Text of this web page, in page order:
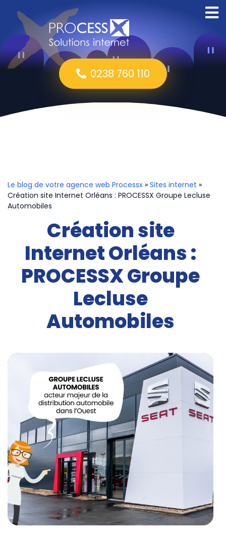
0238 760 110
Le blog de votre agence web Processx » Sites internet »
Création site Internet Orléans : PROCESSX Groupe Lecluse
Automobiles
Création site
Internet Orléans :
PROCESSX Groupe
Lecluse
Automobiles